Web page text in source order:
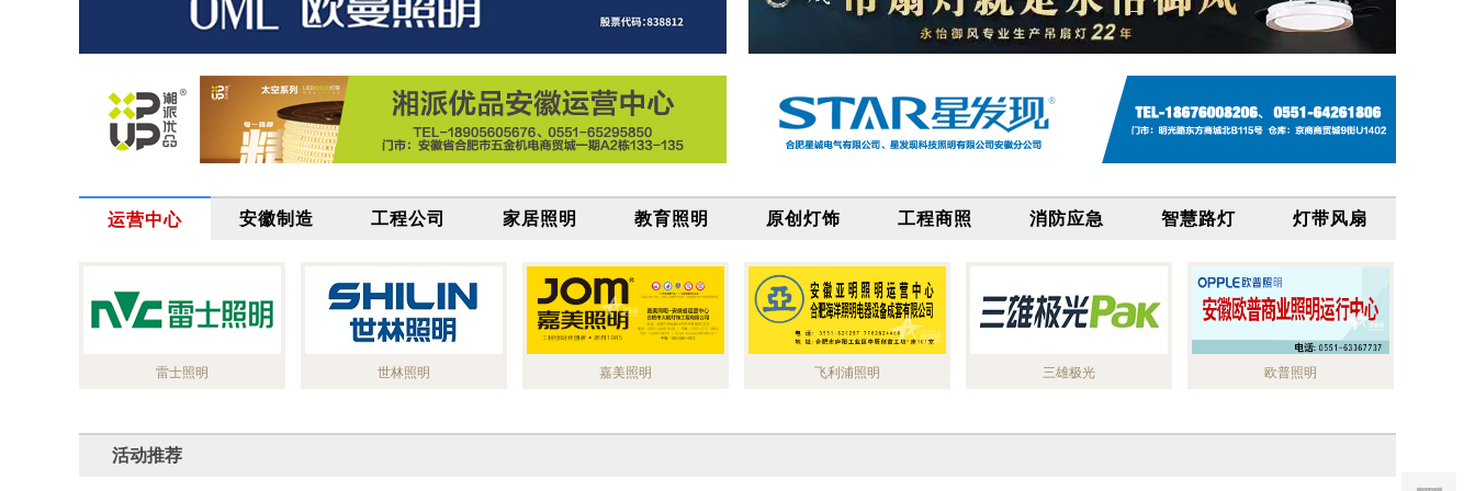
运营中心 安徽制造 工程公司 家居照明 教育照明 原创灯饰 工程商照 消防应急 智慧路灯 灯带风扇
雷士照明 世林照明 嘉美照明 飞利浦照明 三雄极光 欧普照明
活动推荐